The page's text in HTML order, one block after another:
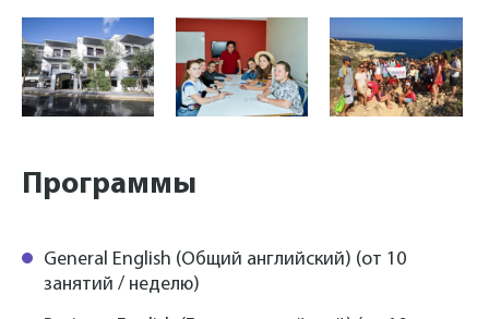
Программы
General English (Общий английский) (от 10
занятий / неделю)